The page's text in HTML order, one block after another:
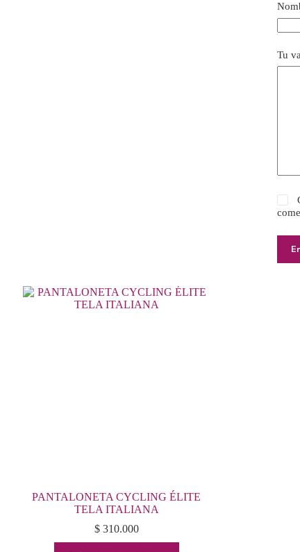
Tu
PANTALONETA CYCLING ÉLITE
TELA ITALIANA
$310.000